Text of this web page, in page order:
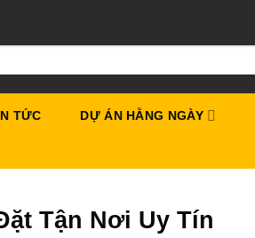
TỨC DỰ ÁN HẰNG NGÀY
Tận Nơi Uy Tín